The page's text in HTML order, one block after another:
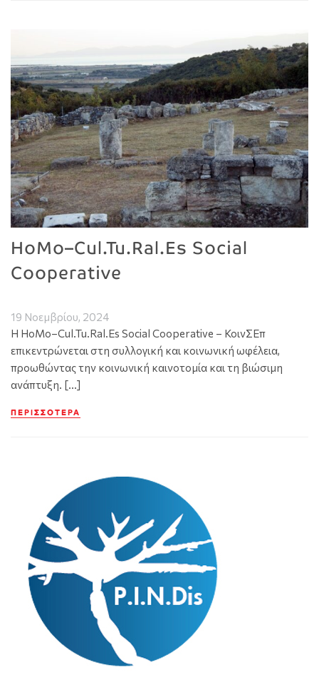
HoMo–Cul.Tu.Ral.Es Social
Cooperative
19 Νοεμβρίου, 2024
Η HoMo–Cul.Tu.Ral.Es Social Cooperative – ΚοινΣΕπ
επικεντρώνεται στη συλλογική και κοινωνική ωφέλεια,
προωθώντας την κοινωνική καινοτομία και τη βιώσιμη
ανάπτυξη. […]
ΠΕΡΙΣΣΌΤΕΡΑ